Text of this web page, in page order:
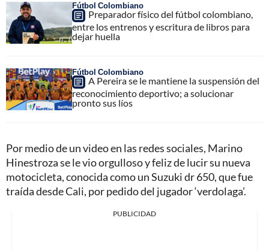
Fútbol Colombiano
Preparador físico del fútbol colombiano,
entre los entrenos y escritura de libros para
dejar huella
Fútbol Colombiano
A Pereira se le mantiene la suspensión del
reconocimiento deportivo; a solucionar
pronto sus líos
Por medio de un video en las redes sociales, Marino
Hinestroza se le vio orgulloso y feliz de lucir su nueva
motocicleta, conocida como un Suzuki dr 650, que fue
traída desde Cali, por pedido del jugador ‘verdolaga’.
PUBLICIDAD